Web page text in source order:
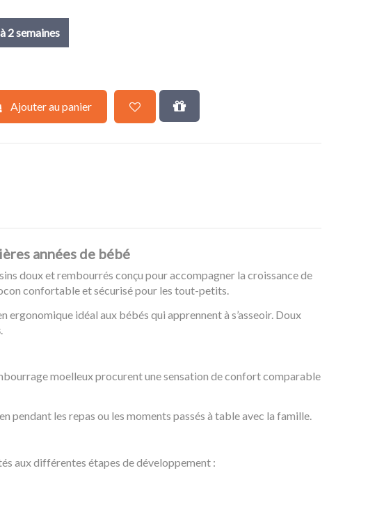
2 semaines
Ajouter au panier
années de bébé
doux et rembourrés conçu pour accompagner la croissance de
confortable et sécurisé pour les tout-petits.
ergonomique idéal aux bébés qui apprennent à s’asseoir. Doux
moelleux procurent une sensation de confort comparable
pendant les repas ou les moments passés à table avec la famille.
aux différentes étapes de développement :